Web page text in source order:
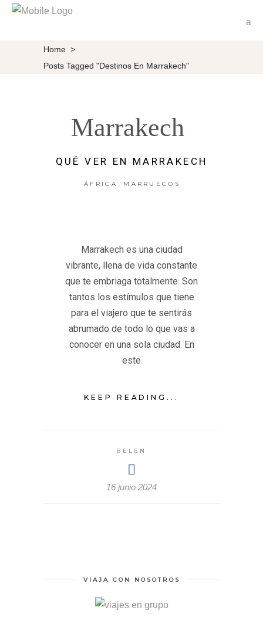
Home >
Posts Tagged "destinos En Marrakech"
Marrakech
QUÉ VER EN MARRAKECH
ÁFRICA MARRUECOS
Marrakech es una ciudad
vibrante, llena de vida constante
que te embriaga totalmente. Son
tantos los estímulos que tiene
para el viajero que te sentirás
abrumado de todo lo que vas a
conocer en una sola ciudad. En
este
KEEP READING...
BELEN
16 junio 2024
VIAJA CON NOSOTROS